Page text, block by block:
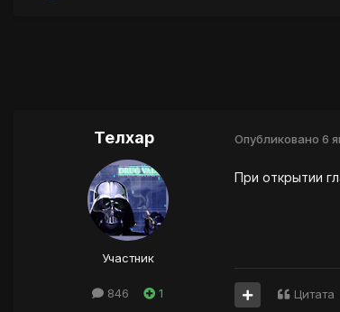
Телхар
Участник
846 1
Опубликовано 6
При открытии
Цитата